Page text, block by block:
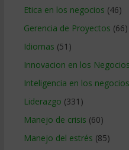
Etica en los negocios (46)
Gerencia de Proyectos (66)
Idiomas (51)
Innovacion en los Negocios
Inteligencia en los negocios
Liderazgo (331)
Manejo de crisis (60)
Manejo del estrés (85)